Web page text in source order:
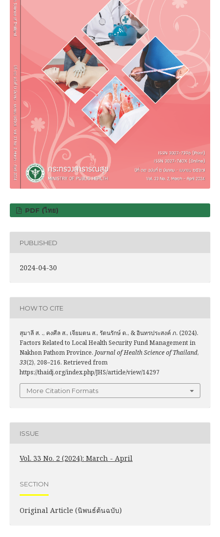
PDF (ไทย)
PUBLISHED
2024-04-30
HOW TO CITE
สุมาลี ส. ., คงศีล ส., เจียมตน ส., รัตนรักษ์ ด., & อินทรประสงค์ ภ. (2024).
Factors Related to Local Health Security Fund Management in
Nakhon Pathom Province. Journal of Health Science of Thailand,
33(2), 208–216. Retrieved from
https://thaidj.org/index.php/JHS/article/view/14297
More Citation Formats
ISSUE
Vol. 33 No. 2 (2024): March - April
SECTION
Original Article (นิพนธ์ต้นฉบับ)